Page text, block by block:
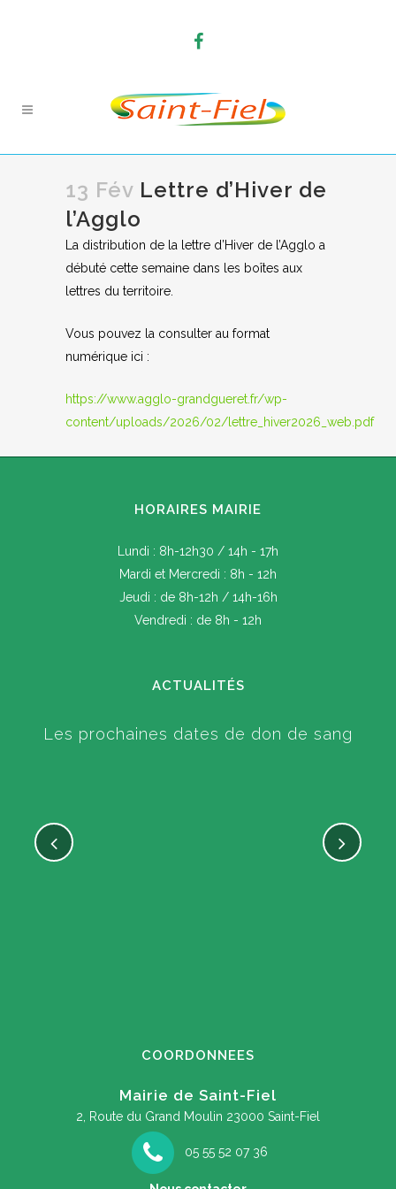
13 Fév Lettre d’Hiver de
l’Agglo
La distribution de la lettre d’Hiver de l’Agglo a
débuté cette semaine dans les boîtes aux
lettres du territoire.
Vous pouvez la consulter au format
numérique ici :
https://www.agglo-grandgueret.fr/wp-
content/uploads/2026/02/lettre_hiver2026_web.pdf
HORAIRES MAIRIE
Lundi : 8h-12h30 / 14h - 17h
Mardi et Mercredi : 8h - 12h
Jeudi : de 8h-12h / 14h-16h
Vendredi : de 8h - 12h
ACTUALITÉS
Les prochaines dates de don de sang
COORDONNEES
Mairie de Saint-Fiel
2, Route du Grand Moulin 23000 Saint-Fiel
05 55 52 07 36